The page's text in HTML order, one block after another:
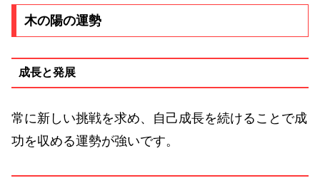
木の陽の運勢
成長と発展
常に新しい挑戦を求め、自己成長を続けることで成
功を収める運勢が強いです。